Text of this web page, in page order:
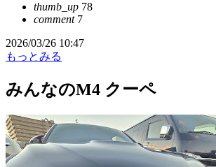
thumb_up 78
comment7
2026/03/26 10:47
もっとみる
みんなのM4 クーペ